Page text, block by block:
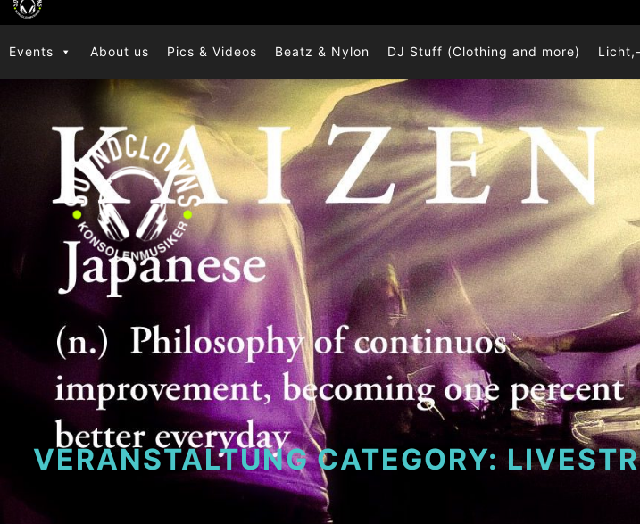
Zum
springen
Events About us Pics & Videos Beatz & Nylon DJ Stuff (Clothing and more)
VERANSTALTUNG CATEGORY: